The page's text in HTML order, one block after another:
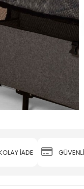
İADE